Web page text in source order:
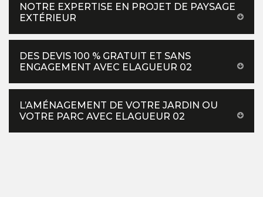
NOTRE EXPERTISE EN PROJET DE PAYSAGE
EXTÉRIEUR
DES DEVIS 100 % GRATUIT ET SANS
ENGAGEMENT AVEC ELAGUEUR 02
L’AMÉNAGEMENT DE VOTRE JARDIN OU
VOTRE PARC AVEC ELAGUEUR 02